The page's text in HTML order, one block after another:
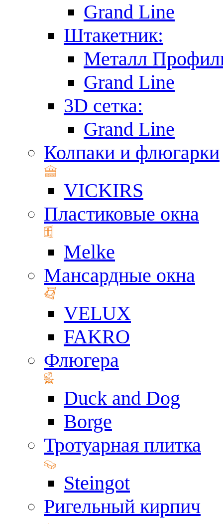
Grand Line
Штакетник:
Металл
Grand Line
3D сетка:
Grand Line
Колпаки и флюгарки
VICKIRS
Пластиковые окна
Melke
Мансардные окна
VELUX
FAKRO
Флюгера
Duck and Dog
Borge
Тротуарная плитка
Steingot
Ригельный кирпич